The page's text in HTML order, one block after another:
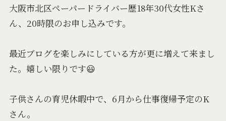
大阪市北区ペーパードライバー歴18年30代女性Kさ
ん、20時限のお申し込みです。
最近ブログを楽しみにしている方が更に増えて来まし
た。嬉しい限りです😃
子供さんの育児休暇中で、6月から仕事復帰予定のK
さん。